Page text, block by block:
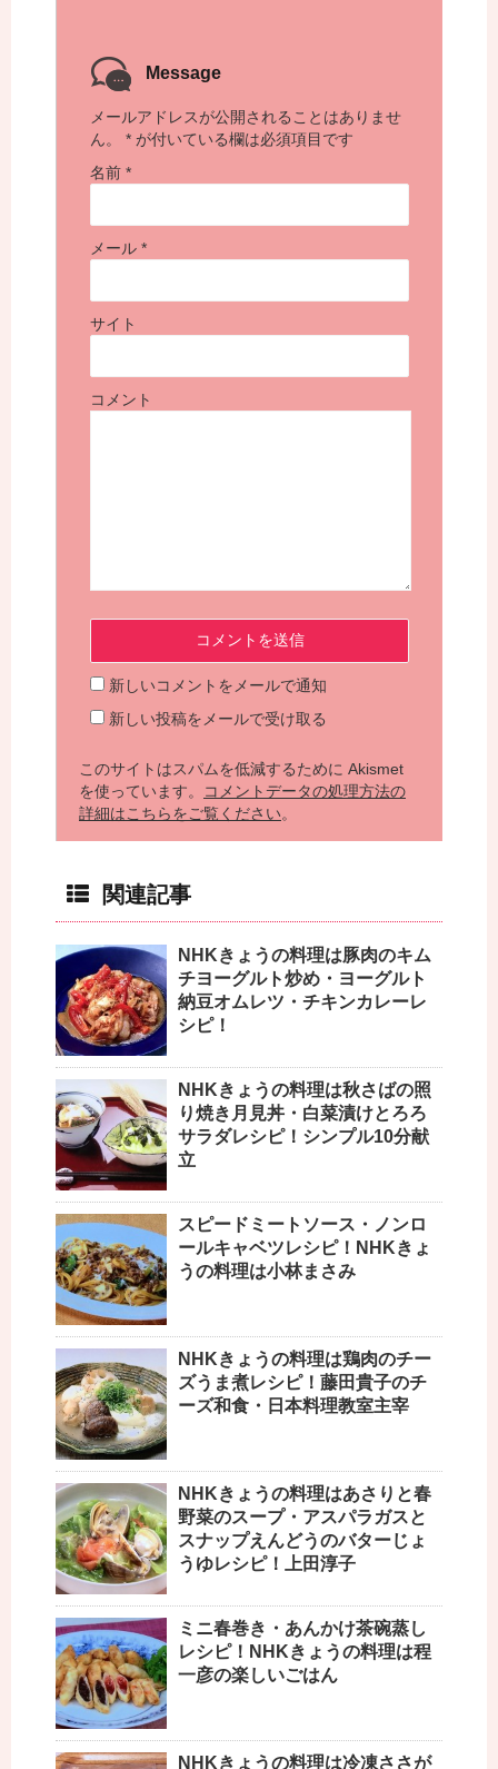
Message
メールアドレスが公開されることはありませ
ん。
* が付いている欄は必須項目です
名前 *
メール *
サイト
コメント
新しいコメントをメールで通知
新しい投稿をメールで受け取る
このサイトはスパムを低減するために Akismet
を使っています。
コメントデータの処理方法の
詳細はこちらをご覧ください。
関連記事
NHKきょうの料理は豚肉のキム
チヨーグルト炒め・ヨーグルト
納豆オムレツ・チキンカレーレ
シピ！
NHKきょうの料理は秋さばの照
り焼き月見丼・白菜漬けとろろ
サラダレシピ！シンプル10分献
立
スピードミートソース・ノンロ
ールキャベツレシピ！NHKきょ
うの料理は小林まさみ
NHKきょうの料理は鶏肉のチー
ズうま煮レシピ！藤田貴子のチ
ーズ和食・日本料理教室主宰
NHKきょうの料理はあさりと春
野菜のスープ・アスパラガスと
スナップえんどうのバターじょ
うゆレシピ！上田淳子
ミニ春巻き・あんかけ茶碗蒸し
レシピ！NHKきょうの料理は程
一彦の楽しいごはん
NHKきょうの料理は冷凍ささが